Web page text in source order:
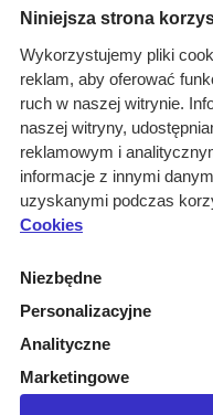
Menu
O nas
Rozwiązania
Monitoring
przetargów
Raporty
przetargowe
Kontakt
Kontakt
Infolinia 800 800 707
kontakt@pressinfo.pl
Niniejsza strona
Wykorzystujemy pliki
reklam, aby oferować
ruch w naszej witrynie.
naszej witryny,
reklamowym i
informacje z innymi
uzyskanymi podczas
Cookies
Niezbędne
Personalizacyjne
Analityczne
Marketingowe